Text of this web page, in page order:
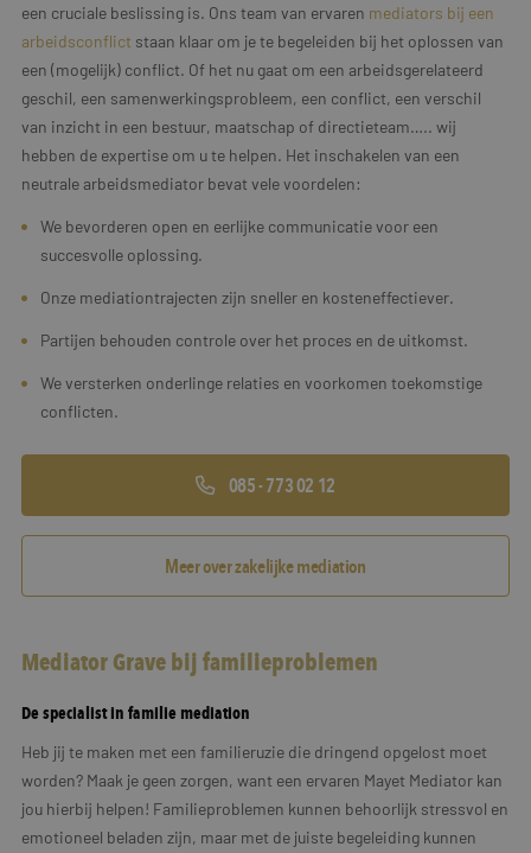
een cruciale beslissing is. Ons team van ervaren mediators bij een
arbeidsconflict staan klaar om je te begeleiden bij het oplossen van
een (mogelijk) conflict. Of het nu gaat om een arbeidsgerelateerd
geschil, een samenwerkingsprobleem, een conflict, een verschil
van inzicht in een bestuur, maatschap of directieteam….. wij
hebben de expertise om u te helpen. Het inschakelen van een
neutrale arbeidsmediator bevat vele voordelen:
We bevorderen open en eerlijke communicatie voor een
succesvolle oplossing.
Onze mediationtrajecten zijn sneller en kosteneffectiever.
Partijen behouden controle over het proces en de uitkomst.
We versterken onderlinge relaties en voorkomen toekomstige
conflicten.
085 - 773 02 12
Meer over zakelijke mediation
Mediator Grave bij familieproblemen
De specialist in familie mediation
Heb jij te maken met een familieruzie die dringend opgelost moet
worden? Maak je geen zorgen, want een ervaren Mayet Mediator kan
jou hierbij helpen! Familieproblemen kunnen behoorlijk stressvol en
emotioneel beladen zijn, maar met de juiste begeleiding kunnen